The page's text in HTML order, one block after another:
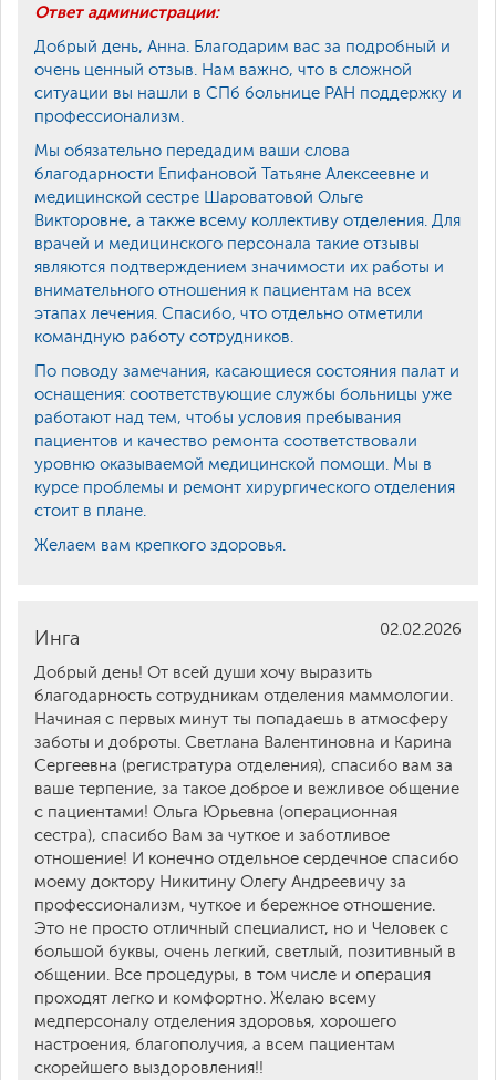
Ответ администрации:
Добрый день, Анна. Благодарим вас за подробный и
очень ценный отзыв. Нам важно, что в сложной
ситуации вы нашли в СПб больнице РАН поддержку и
профессионализм.
Мы обязательно передадим ваши слова
благодарности Епифановой Татьяне Алексеевне и
медицинской сестре Шароватовой Ольге
Викторовне, а также всему коллективу отделения. Для
врачей и медицинского персонала такие отзывы
являются подтверждением значимости их работы и
внимательного отношения к пациентам на всех
этапах лечения. Спасибо, что отдельно отметили
командную работу сотрудников.
По поводу замечания, касающиеся состояния палат и
оснащения: соответствующие службы больницы уже
работают над тем, чтобы условия пребывания
пациентов и качество ремонта соответствовали
уровню оказываемой медицинской помощи. Мы в
курсе проблемы и ремонт хирургического отделения
стоит в плане.
Желаем вам крепкого здоровья.
02.02.2026
Инга
Добрый день! От всей души хочу выразить
благодарность сотрудникам отделения маммологии.
Начиная с первых минут ты попадаешь в атмосферу
заботы и доброты. Светлана Валентиновна и Карина
Сергеевна (регистратура отделения), спасибо вам за
ваше терпение, за такое доброе и вежливое общение
с пациентами! Ольга Юрьевна (операционная
сестра), спасибо Вам за чуткое и заботливое
отношение! И конечно отдельное сердечное спасибо
моему доктору Никитину Олегу Андреевичу за
профессионализм, чуткое и бережное отношение.
Это не просто отличный специалист, но и Человек с
большой буквы, очень легкий, светлый, позитивный в
общении. Все процедуры, в том числе и операция
проходят легко и комфортно. Желаю всему
медперсоналу отделения здоровья, хорошего
настроения, благополучия, а всем пациентам
скорейшего выздоровления!!